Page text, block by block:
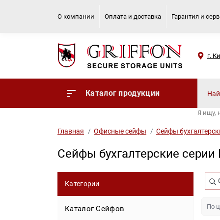
О компании Оплата и доставка Гарантия и
г.
Каталог продукции
Я ищу,
Главная Офисные сейфы Сейфы
Сейфы бухгалтерские серии
Категории
Каталог Сейфов